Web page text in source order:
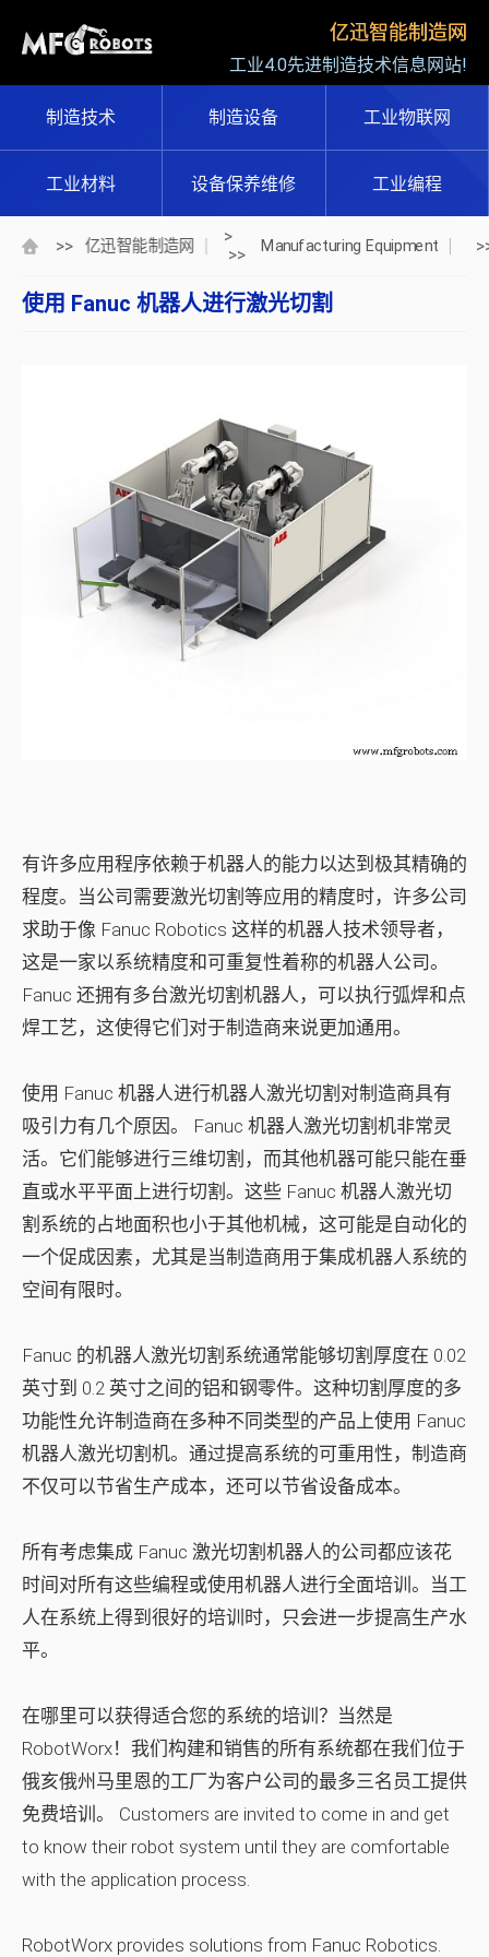
亿迅智能制造网
工业4.0先进制造技术信息网站!
制造技术 制造设备 工业物联网
工业材料 设备保养维修 工业编程
>> 亿迅智能制造网
>
>>
Manufacturing Equipment
使用 Fanuc 机器人进行激光切割
有许多应用程序依赖于机器人的能力以达到极其精确的
程度。当公司需要激光切割等应用的精度时，许多公司
求助于像 Fanuc Robotics 这样的机器人技术领导者，
这是一家以系统精度和可重复性着称的机器人公司。
Fanuc 还拥有多台激光切割机器人，可以执行弧焊和点
焊工艺，这使得它们对于制造商来说更加通用。
使用 Fanuc 机器人进行机器人激光切割对制造商具有
吸引力有几个原因。 Fanuc 机器人激光切割机非常灵
活。它们能够进行三维切割，而其他机器可能只能在垂
直或水平平面上进行切割。这些 Fanuc 机器人激光切
割系统的占地面积也小于其他机械，这可能是自动化的
一个促成因素，尤其是当制造商用于集成机器人系统的
空间有限时。
Fanuc 的机器人激光切割系统通常能够切割厚度在 0.02
英寸到 0.2 英寸之间的铝和钢零件。这种切割厚度的多
功能性允许制造商在多种不同类型的产品上使用 Fanuc
机器人激光切割机。通过提高系统的可重用性，制造商
不仅可以节省生产成本，还可以节省设备成本。
所有考虑集成 Fanuc 激光切割机器人的公司都应该花
时间对所有这些编程或使用机器人进行全面培训。当工
人在系统上得到很好的培训时，只会进一步提高生产水
平。
在哪里可以获得适合您的系统的培训？当然是
RobotWorx！我们构建和销售的所有系统都在我们位于
俄亥俄州马里恩的工厂为客户公司的最多三名员工提供
免费培训。 Customers are invited to come in and get
to know their robot system until they are comfortable
with the application process.
RobotWorx provides solutions from Fanuc Robotics.